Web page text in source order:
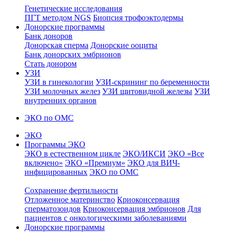
Генетические исследования
ПГТ методом NGS Биопсия трофоэктодермы
Донорские программы
Банк доноров
Донорская сперма Донорские ооциты
Банк донорских эмбрионов
Стать донором
УЗИ
УЗИ в гинекологии УЗИ-скрининг по беременности
УЗИ молочных желез УЗИ щитовидной железы УЗИ
внутренних органов
ЭКО по ОМС
ЭКО
Программы ЭКО
ЭКО в естественном цикле ЭКО/ИКСИ ЭКО «Все
включено» ЭКО «Премиум» ЭКО для ВИЧ-
инфицированных ЭКО по ОМС
Сохранение фертильности
Отложенное материнство Криоконсервация
сперматозоидов Криоконсервация эмбрионов Для
пациентов с онкологическими заболеваниями
Донорские программы